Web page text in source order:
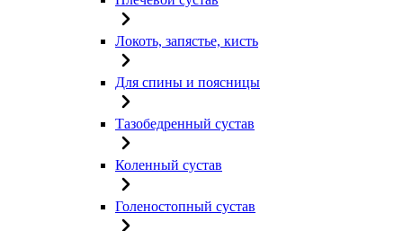
Локоть, запястье, кисть
Для спины и поясницы
Тазобедренный сустав
Коленный сустав
Голеностопный сустав